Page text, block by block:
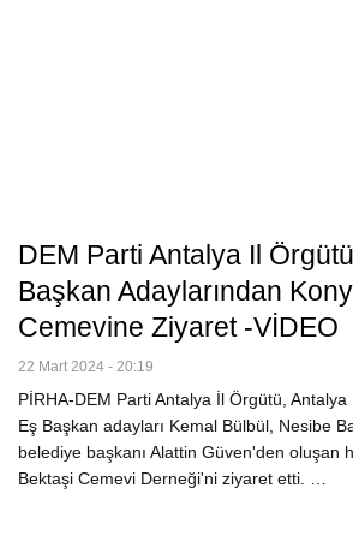
DEM Parti Antalya Il
Başkan Adaylarından
Cemevine Ziyaret -VİDEO
22 Mart 2024 - 20:19
PİRHA-DEM Parti Antalya İl Örgütü,
Eş Başkan adayları Kemal Bülbül, Nesibe
belediye başkanı Alattin Güven'den oluşan
Bektaşi Cemevi Derneği'ni ziyaret etti. …